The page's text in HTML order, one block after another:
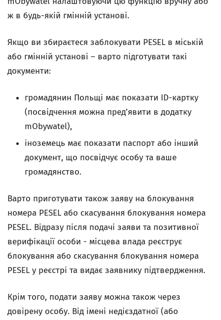
ж в будь-якій гмінній установі.
Якщо ви збираєтеся заблокувати PESEL в міській
або гмінній установі – варто підготувати такі
документи:
громадянин Польщі має показати ID-картку
(посвідчення можна пред’явити в додатку
mObywatel),
іноземець має показати паспорт або інший
документ, що посвідчує особу та ваше
громадянство.
Варто приготувати також заяву на блокування
номера PESEL або скасування блокування номера
PESEL. Відразу після подачі заяви та позитивної
верифікації особи - місцева влада реєструє
блокування або скасування блокування номера
PESEL у реєстрі та видає заявнику підтвердження.
Крім того, подати заяву можна також через
довірену особу. Від імені недієздатної (або